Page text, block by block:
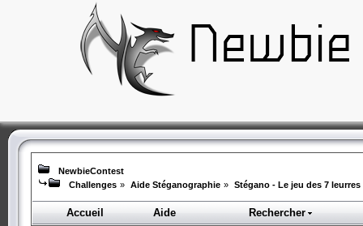
NewbieContest
Challenges » Aide Stéganographie » Stégano - Le jeu des 7 leurres
Accueil Aide Rechercher